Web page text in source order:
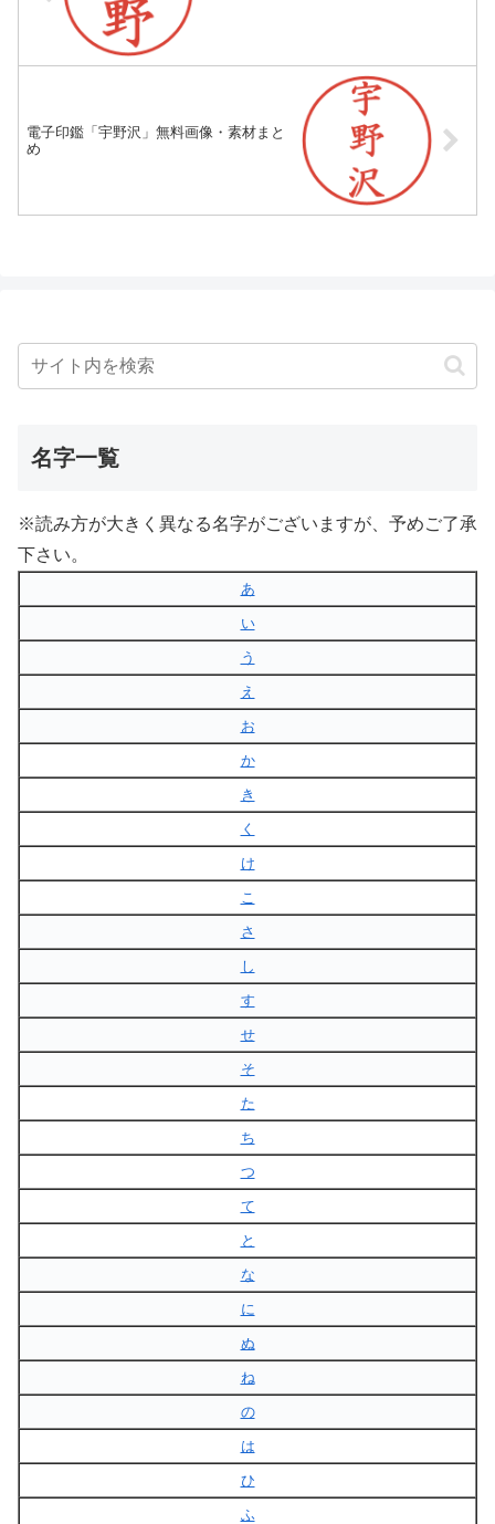
電子印鑑「宇野沢」無料画像・素材まと
め
名字一覧
※読み方が大きく異なる名字がございますが、予めご了承
下さい。
あ
い
う
え
お
か
き
く
け
こ
さ
し
す
せ
そ
た
ち
つ
て
と
な
に
ぬ
ね
の
は
ひ
ふ